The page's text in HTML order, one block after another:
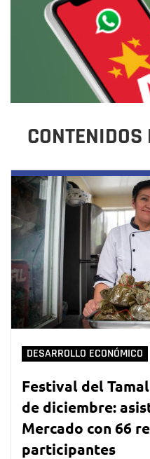
DESARROLLO ECONÓMICO
Festival del
de diciembre:
Mercado con 66
participantes